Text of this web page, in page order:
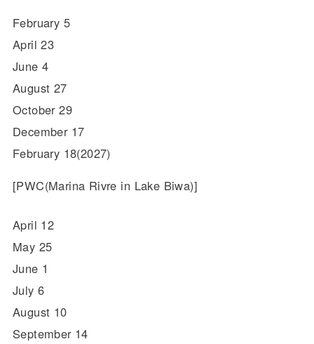
February 5
April 23
June 4
August 27
October 29
December 17
February 18(2027)
[PWC(Marina Rivre in Lake Biwa)]
April 12
May 25
June 1
July 6
August 10
September 14